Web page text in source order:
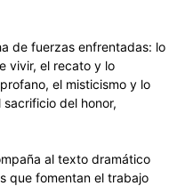
de fuerzas enfrentadas: lo
vivir, el recato y lo
el misticismo y lo
del honor,
al texto dramático
que fomentan el trabajo